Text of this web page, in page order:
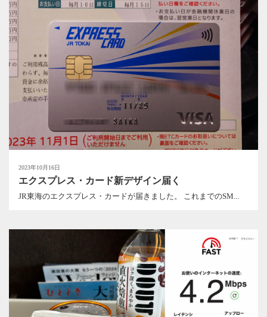
2023年10月16日
エクスプレス・カード新デザイン届く
JR東海のエクスプレス・カードが届きました。 これまでのSM...